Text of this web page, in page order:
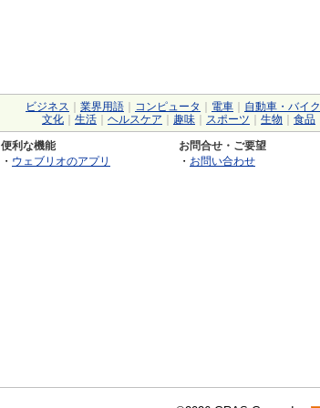
ビジネス 業界用語 コンピュータ 電車 自動車・バイク
文化
生活 ヘルスケア 趣味 スポーツ 生物 食品
便利な機能
・ ウェブリオのアプリ
お問合せ・ご要望
・ お問い合わせ